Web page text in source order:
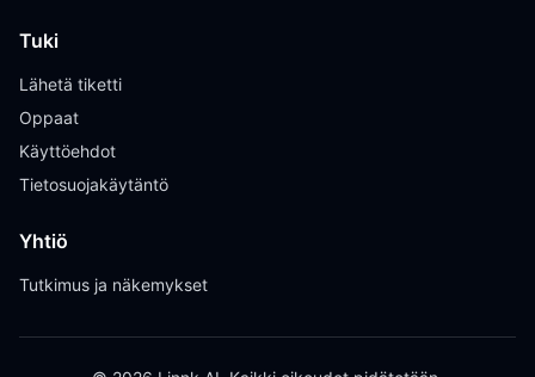
Tuki
Lähetä tiketti
Oppaat
Käyttöehdot
Tietosuojakäytäntö
Yhtiö
Tutkimus ja näkemykset